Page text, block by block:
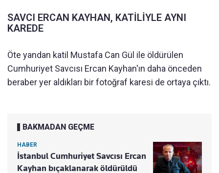
SAVCI ERCAN KAYHAN, KATİLİYLE AYNI
KAREDE
Öte yandan katil Mustafa Can Gül ile öldürülen
Cumhuriyet Savcısı Ercan Kayhan'ın daha önceden
beraber yer aldıkları bir fotoğraf karesi de ortaya çıktı.
BAKMADAN GEÇME
HABER
İstanbul Cumhuriyet Savcısı Ercan
Kayhan bıçaklanarak öldürüldü